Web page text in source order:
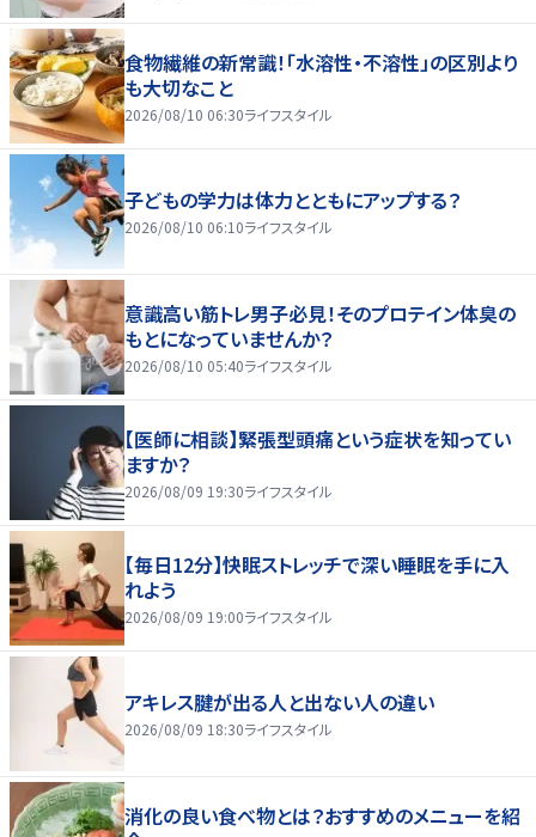
食物繊維の新常識！「水溶性・不溶性」の区別より
も大切なこと
2026/08/10 06:30ライフスタイル
子どもの学力は体力とともにアップする？
2026/08/10 06:10ライフスタイル
意識高い筋トレ男子必見！そのプロテイン体臭の
もとになっていませんか？
2026/08/10 05:40ライフスタイル
【医師に相談】緊張型頭痛という症状を知ってい
ますか？
2026/08/09 19:30ライフスタイル
【毎日12分】快眠ストレッチで深い睡眠を手に入
れよう
2026/08/09 19:00ライフスタイル
アキレス腱が出る人と出ない人の違い
2026/08/09 18:30ライフスタイル
消化の良い食べ物とは？おすすめのメニューを紹